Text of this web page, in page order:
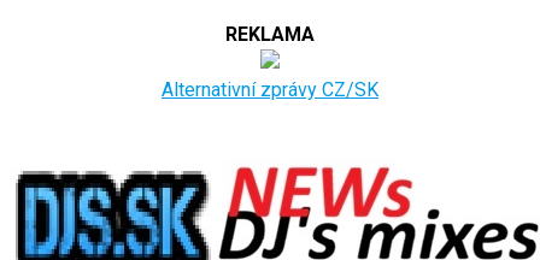
REKLAMA
Alternativní zprávy CZ/SK